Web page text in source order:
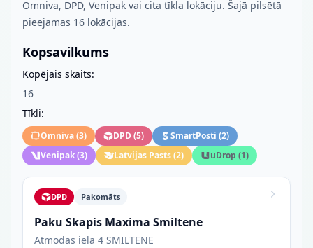
Omniva, DPD, Venipak vai cita tīkla lokāciju. Šajā pilsētā
pieejamas 16 lokācijas.
Kopsavilkums
Kopējais skaits:
16
Tīkli:
Omniva(3) DPD(5) SmartPosti (2)
Venipak(3) Latvijas Pasts(2) uDrop (1)
DPD Pakomāts
Paku Skapis Maxima Smiltene
Atmodas iela 4 SMILTENE